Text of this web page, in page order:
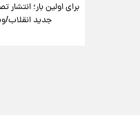
برای اولین بار؛ انتشار
جدید انقلاب/